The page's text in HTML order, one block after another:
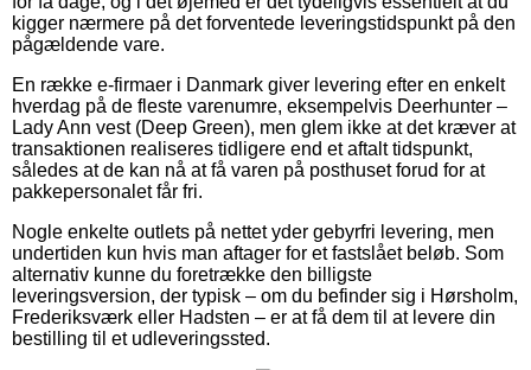
kigger nærmere på det forventede leveringstidspunkt på den
pågældende vare.
En række e-firmaer i Danmark giver levering efter en enkelt
hverdag på de fleste varenumre, eksempelvis Deerhunter –
Lady Ann vest (Deep Green), men glem ikke at det kræver at
transaktionen realiseres tidligere end et aftalt tidspunkt,
således at de kan nå at få varen på posthuset forud for at
pakkepersonalet får fri.
Nogle enkelte outlets på nettet yder gebyrfri levering, men
undertiden kun hvis man aftager for et fastslået beløb. Som
alternativ kunne du foretrække den billigste
leveringsversion, der typisk – om du befinder sig i Hørsholm,
Frederiksværk eller Hadsten – er at få dem til at levere din
bestilling til et udleveringssted.